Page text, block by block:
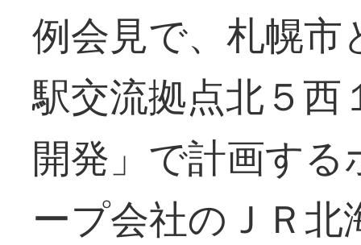
例会見で、札幌市
駅交流拠点北５西
開発」で計画す
ープ会社のＪＲ